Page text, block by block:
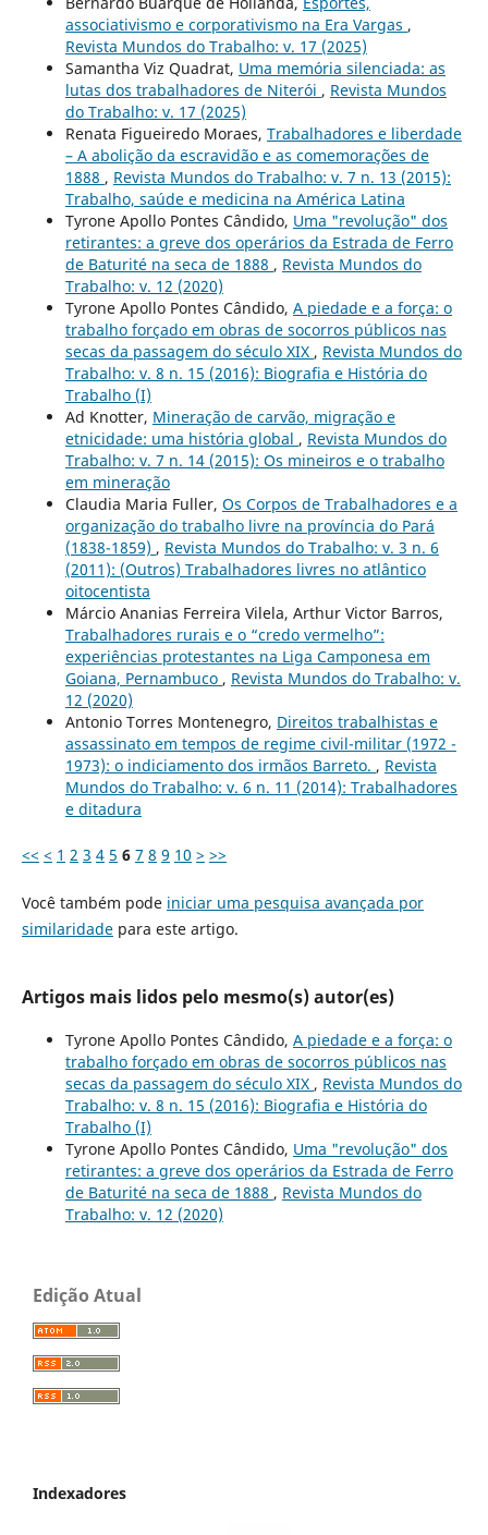
associativismo e corporativismo na Era Vargas ,
Revista Mundos do Trabalho: v. 17 (2025)
Samantha Viz Quadrat, Uma memória silenciada: as
lutas dos trabalhadores de Niterói , Revista Mundos
do Trabalho: v. 17 (2025)
Renata Figueiredo Moraes, Trabalhadores e liberdade
– A abolição da escravidão e as comemorações de
1888 , Revista Mundos do Trabalho: v. 7 n. 13 (2015):
Trabalho, saúde e medicina na América Latina
Tyrone Apollo Pontes Cândido, Uma "revolução" dos
retirantes: a greve dos operários da Estrada de Ferro
de Baturité na seca de 1888 , Revista Mundos do
Trabalho: v. 12 (2020)
Tyrone Apollo Pontes Cândido, A piedade e a força: o
trabalho forçado em obras de socorros públicos nas
secas da passagem do século XIX , Revista Mundos do
Trabalho: v. 8 n. 15 (2016): Biografia e História do
Trabalho (I)
Ad Knotter, Mineração de carvão, migração e
etnicidade: uma história global , Revista Mundos do
Trabalho: v. 7 n. 14 (2015): Os mineiros e o trabalho
em mineração
Claudia Maria Fuller, Os Corpos de Trabalhadores e a
organização do trabalho livre na província do Pará
(1838-1859) , Revista Mundos do Trabalho: v. 3 n. 6
(2011): (Outros) Trabalhadores livres no atlântico
oitocentista
Márcio Ananias Ferreira Vilela, Arthur Victor Barros,
Trabalhadores rurais e o “credo vermelho”:
experiências protestantes na Liga Camponesa em
Goiana, Pernambuco , Revista Mundos do Trabalho: v.
12 (2020)
Antonio Torres Montenegro, Direitos trabalhistas e
assassinato em tempos de regime civil-militar (1972 -
1973): o indiciamento dos irmãos Barreto. , Revista
Mundos do Trabalho: v. 6 n. 11 (2014): Trabalhadores
e ditadura
<< < 1 2 3 4 5 6 7 8 9 10 > >>
Você também pode iniciar uma pesquisa avançada por
similaridadepara este artigo.
Artigos mais lidos pelo mesmo(s) autor(es)
Tyrone Apollo Pontes Cândido, A piedade e a força: o
trabalho forçado em obras de socorros públicos nas
secas da passagem do século XIX , Revista Mundos do
Trabalho: v. 8 n. 15 (2016): Biografia e História do
Trabalho (I)
Tyrone Apollo Pontes Cândido, Uma "revolução" dos
retirantes: a greve dos operários da Estrada de Ferro
de Baturité na seca de 1888 , Revista Mundos do
Trabalho: v. 12 (2020)
Edição Atual
Indexadores